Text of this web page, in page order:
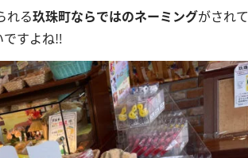
れる玖珠町ならではのネーミングがされて
ですよね‼